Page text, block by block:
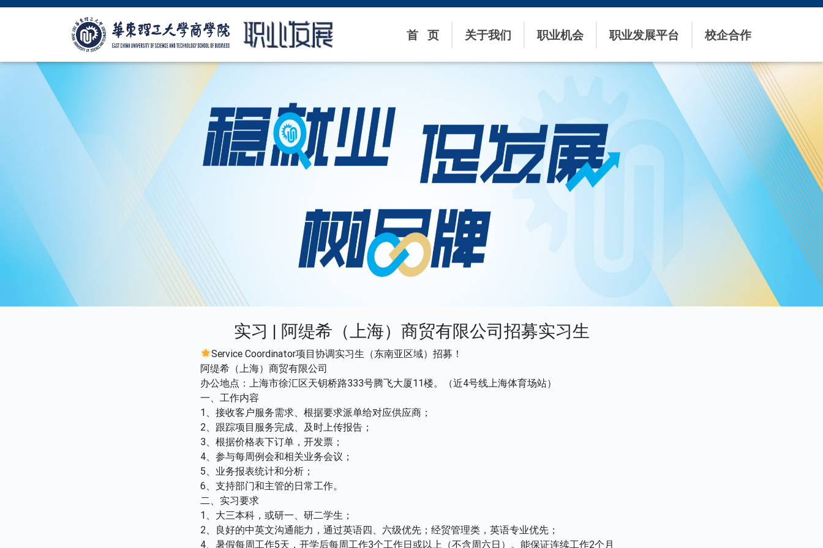
首 页 关于我们 职业机会 职业发展平台 校企合作
实习 | 阿缇希（上海）商贸有限公司招募实习生
Service Coordinator项目协调实习生（东南亚区域）招募！
阿缇希（上海）商贸有限公司
办公地点：上海市徐汇区天钥桥路333号腾飞大厦11楼。（近4号线上海体育场站）
一、工作内容
1、接收客户服务需求、根据要求派单给对应供应商；
2、跟踪项目服务完成、及时上传报告；
3、根据价格表下订单，开发票；
4、参与每周例会和相关业务会议；
5、业务报表统计和分析；
6、支持部门和主管的日常工作。
二、实习要求
1、大三本科，或研一、研二学生；
2、良好的中英文沟通能力，通过英语四、六级优先；经贸管理类，英语专业优先；
4、暑假每周工作5天，开学后每周工作3个工作日或以上（不含周六日）。能保证连续工作2个月